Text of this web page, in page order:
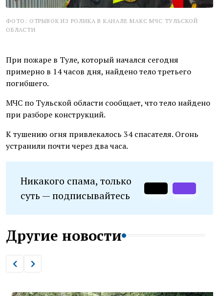
ФОТО: ОТРЫВОК ИЗ РОЛИКА В КАНАЛЕ МАКС МЧС ТУЛЬСКОЙ
ОБЛАСТИ
При пожаре в Туле, который начался сегодня
примерно в 14 часов дня, найдено тело третьего
погибшего.
МЧС по Тульской области сообщает, что тело найдено
при разборе конструкций.
К тушению огня привлекалось 34 спасателя. Огонь
устранили почти через два часа.
Никакого спама, только
суть — подписывайтесь
Другие новости